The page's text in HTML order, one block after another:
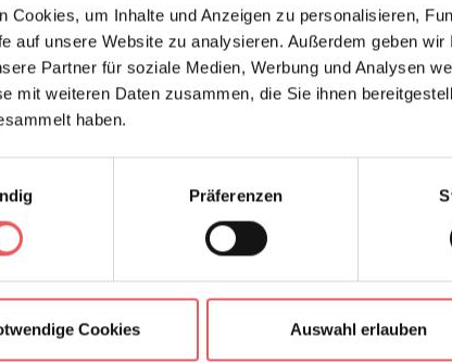
Cookies, um Inhalte und Anzeigen zu personalisieren,
auf unsere Website zu analysieren. Außerdem geben
Partner für soziale Medien, Werbung und Analysen
mit weiteren Daten zusammen, die Sie ihnen
haben.
Präferenzen
Cookies Auswahl erlauben